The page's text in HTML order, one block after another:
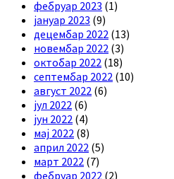
фебруар 2023 (1)
јануар 2023 (9)
децембар 2022 (13)
новембар 2022 (3)
октобар 2022 (18)
септембар 2022 (10)
август 2022 (6)
јул 2022 (6)
јун 2022 (4)
мај 2022 (8)
април 2022 (5)
март 2022 (7)
фебруар 2022 (2)